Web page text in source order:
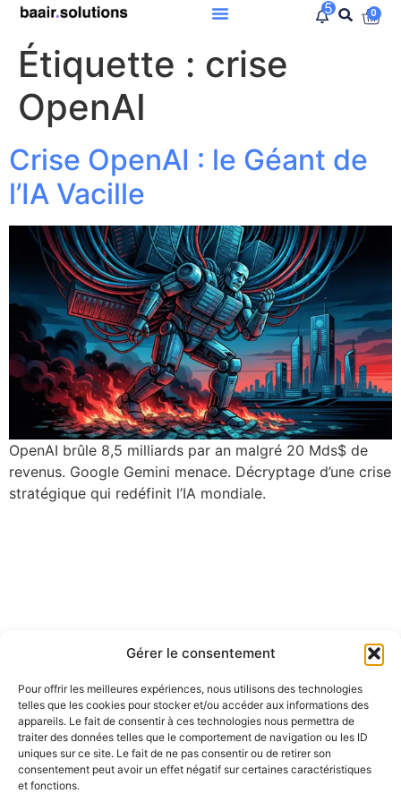
Gérer le consentement
Pour offrir les meilleures expériences, nous utilisons des technologies
telles que les cookies pour stocker et/ou accéder aux informations des
appareils. Le fait de consentir à ces technologies nous permettra de
traiter des données telles que le comportement de navigation ou les ID
uniques sur ce site. Le fait de ne pas consentir ou de retirer son
consentement peut avoir un effet négatif sur certaines caractéristiques
et fonctions.
5 0
Étiquette : crise
OpenAI
Crise OpenAI : le Géant de
l’IA Vacille
OpenAI brûle 8,5 milliards par an malgré 20 Mds$ de
revenus. Google Gemini menace. Décryptage d’une crise
stratégique qui redéfinit l’IA mondiale.